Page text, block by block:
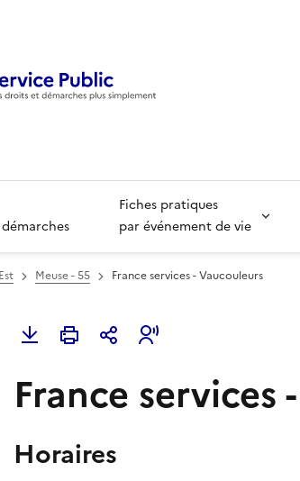
Fiches pratiques
par événement de vie
Meuse - 55 France services - Vaucouleurs
France services
Horaires